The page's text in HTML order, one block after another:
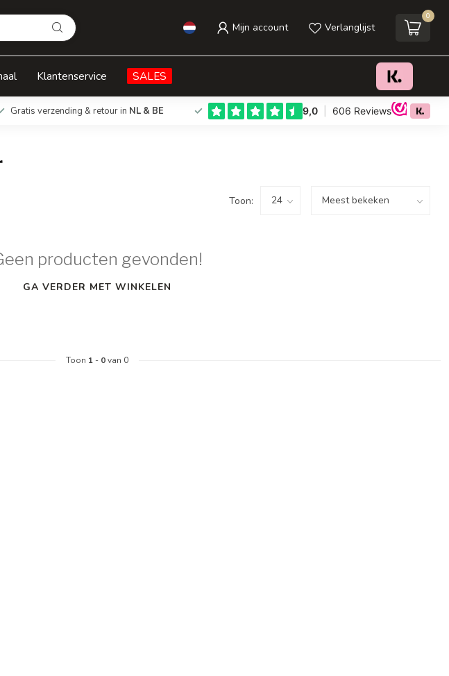
Mijn account Verlanglijst
0
Klantenservice SALES
Gratis verzending & retour in NL & BE
Toon:
producten gevonden!
GA VERDER MET WINKELEN
Toon 1 - 0van 0